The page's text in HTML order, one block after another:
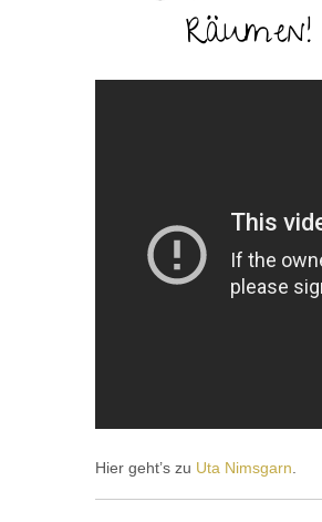
Räumen!
Hier geht’s zu Uta Nimsgarn